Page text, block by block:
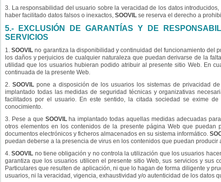
3. La responsabilidad del usuario sobre la veracidad de los datos
haber facilitado datos falsos o inexactos, SOOVIL se reserva el derecho a
5.- EXCLUSIÓN DE GARANTÍAS Y DE
SERVICIOS
1.SOOVIL no garantiza la disponibilidad y continuidad del funcionamiento del
los daños y perjuicios de cualquier naturaleza que puedan derivarse de la
utilidad que los usuarios hubieran podido atribuir al presente sitio Web. En
continuada de la presente Web.
2. SOOVILpone a disposición de los usuarios los sistemas de privacidad
implantado todas las medidas de seguridad técnicas y organizativas
facilitados por el usuario. En este sentido, la citada sociedad se exime
conocimiento.
3. Pese a que SOOVILha implantado todas aquellas medidas adecuadas
otros elementos en los contenidos de la presente página Web que
documentos electrónicos y ficheros almacenados en su sistema informático.
puedan deberse a la presencia de virus en los contenidos que puedan
4.SOOVIL no tiene obligación y no controla la utilización que los usuarios
garantiza que los usuarios utilicen el presente sitio Web, sus servicios y sus
Particulares que resulten de aplicación, ni que lo hagan de forma diligente y
usuarios, ni la veracidad, vigencia, exhaustividad y/o autenticidad de los datos